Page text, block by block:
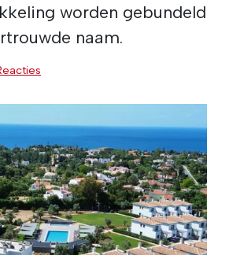
worden gebundeld
naam.